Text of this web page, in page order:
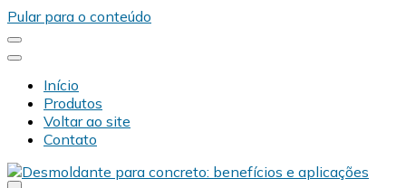
Pular para o conteúdo
Início
Produtos
Voltar ao site
Contato